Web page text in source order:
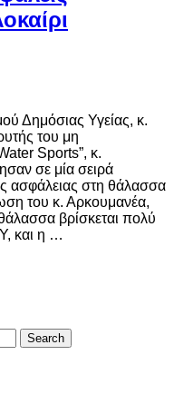
Δημόσιας Υγείας, κ.
του μη
Sports”, κ.
σε μία σειρά
ασφάλειας στη θάλασσα
του κ. Αρκουμανέα,
βρίσκεται πολύ
και η …